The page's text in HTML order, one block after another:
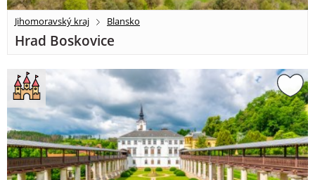
Jihomoravský kraj Blansko
Hrad Boskovice